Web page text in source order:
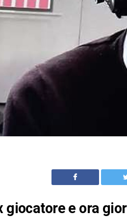
giocatore e ora